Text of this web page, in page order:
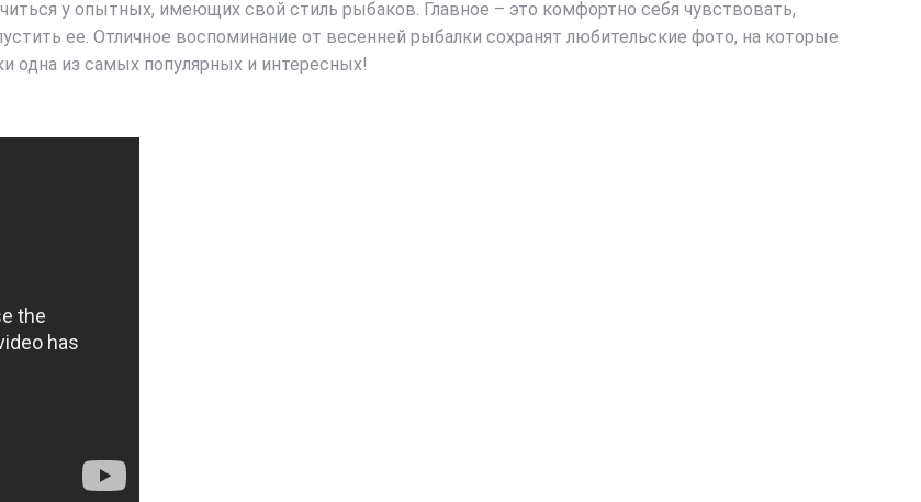
у опытных, имеющих свой стиль рыбаков. Главное – это комфортно себя чувствовать,
ее. Отличное воспоминание от весенней рыбалки сохранят любительские фото, на которые
одна из самых популярных и интересных!